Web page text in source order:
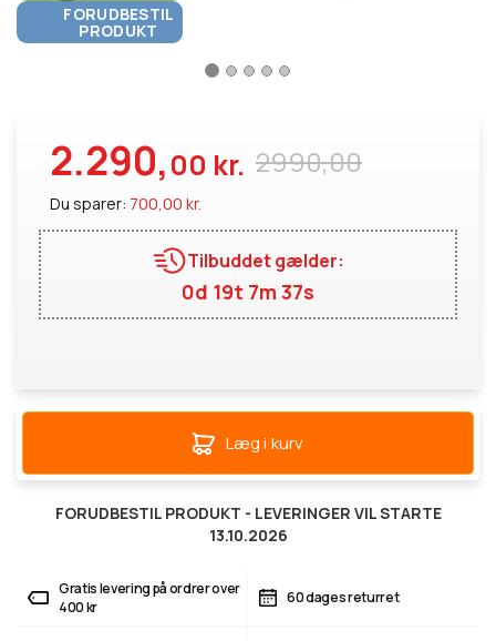
FORUDBESTIL
PRODUKT
2990,00
2.290,00 kr.
Du sparer: 700,00 kr.
Tilbuddet gælder:
0d 19t 7m 37s
Læg i kurv
FORUDBESTIL PRODUKT - LEVERINGER VIL STARTE
13.10.2026
Gratis levering på ordrer over
400 kr
60 dages returret